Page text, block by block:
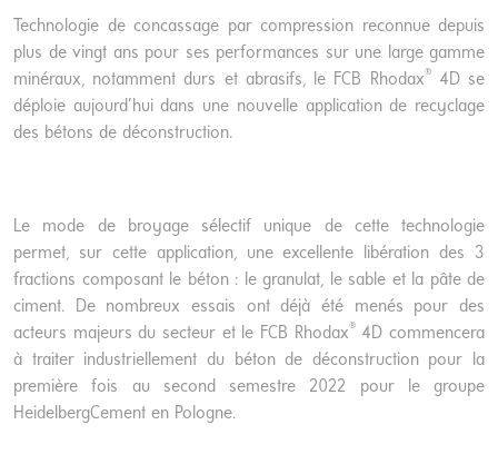
Technologie de concassage par compression reconnue depuis
plus de vingt ans pour ses performances sur une large gamme
minéraux, notamment durs et abrasifs, le FCB Rhodax®
4D se
déploie aujourd’hui dans une nouvelle application de recyclage
des bétons de déconstruction.
Le mode de broyage sélectif unique de cette technologie
permet, sur cette application, une excellente libération des 3
fractions composant le béton : le granulat, le sable et la pâte de
ciment. De nombreux essais ont déjà été menés pour des
acteurs majeurs du secteur et le FCB Rhodax® 4D commencera
à traiter industriellement du béton de déconstruction pour la
première fois au second semestre 2022 pour le groupe
HeidelbergCement en Pologne.